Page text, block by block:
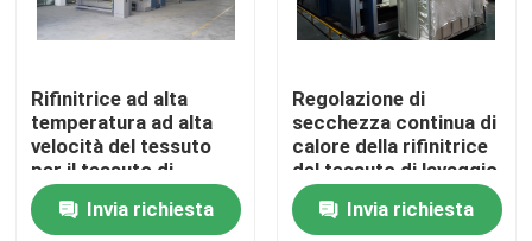
Controllo di qualità
Contattici
Richieda una citazione
Rifinitrice ad alta
temperatura ad alta
velocità del tessuto
per il tessuto di
Bedmattress
Invia richiesta
Regolazione di
secchezza continua di
calore della rifinitrice
del tessuto di lavaggio
di Stenter
Invia richiesta